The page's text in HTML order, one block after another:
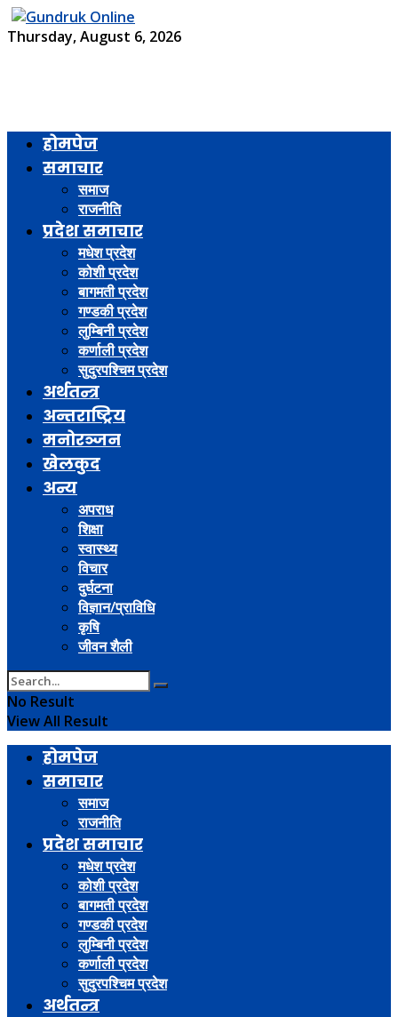
Thursday, August 6, 2026
होमपेज
समाचार
समाज
राजनीति
प्रदेश समाचार
मधेश प्रदेश
कोशी प्रदेश
बागमती प्रदेश
गण्डकी प्रदेश
लुम्बिनी प्रदेश
कर्णाली प्रदेश
सुदुरपश्चिम प्रदेश
अर्थतन्त्र
अन्तराष्ट्रिय
मनोरञ्जन
खेलकुद
अन्य
अपराध
शिक्षा
स्वास्थ्य
विचार
दुर्घटना
विज्ञान/प्राविधि
कृषि
जीवन शैली
No Result
View All Result
होमपेज
समाचार
समाज
राजनीति
प्रदेश समाचार
मधेश प्रदेश
कोशी प्रदेश
बागमती प्रदेश
गण्डकी प्रदेश
लुम्बिनी प्रदेश
कर्णाली प्रदेश
सुदुरपश्चिम प्रदेश
अर्थतन्त्र